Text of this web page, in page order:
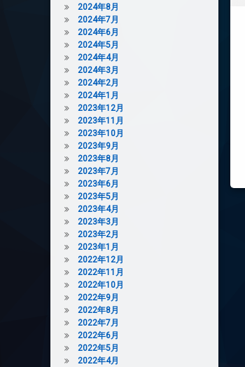
2024年8月
2024年7月
2024年6月
2024年5月
2024年4月
2024年3月
2024年2月
2024年1月
2023年12月
2023年11月
2023年10月
2023年9月
2023年8月
2023年7月
2023年6月
2023年5月
2023年4月
2023年3月
2023年2月
2023年1月
2022年12月
2022年11月
2022年10月
2022年9月
2022年8月
2022年7月
2022年6月
2022年5月
2022年4月